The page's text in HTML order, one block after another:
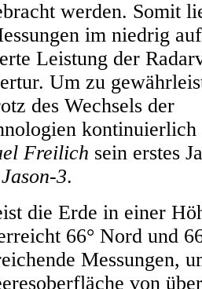
werden. Somit
im niedrig
Leistung der
Um zu
des Wechsels der
Freilich sein erstes
Jason-3.
die Erde in einer
66° Nord und
Messungen,
von